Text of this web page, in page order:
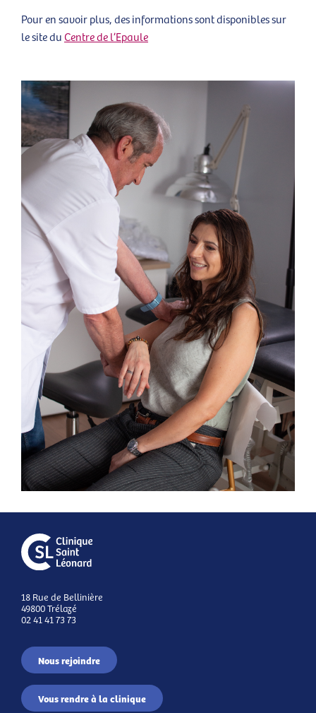
Pour en savoir plus, des informations sont disponibles sur
le site duCentre de l’Epaule
18 Rue de Bellinière
49800 Trélazé
02 41 41 73 73
Nous rejoindre
Vous rendre à la clinique